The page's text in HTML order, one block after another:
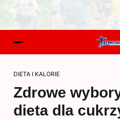
DIETA I KALORIE
Zdrowe
dieta dla